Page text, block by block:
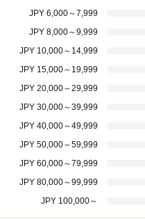
JPY 6,000～7,999
JPY 8,000～9,999
JPY 10,000～14,999
JPY 15,000～19,999
JPY 20,000～29,999
JPY 30,000～39,999
JPY 40,000～49,999
JPY 50,000～59,999
JPY 60,000～79,999
JPY 80,000～99,999
JPY 100,000～